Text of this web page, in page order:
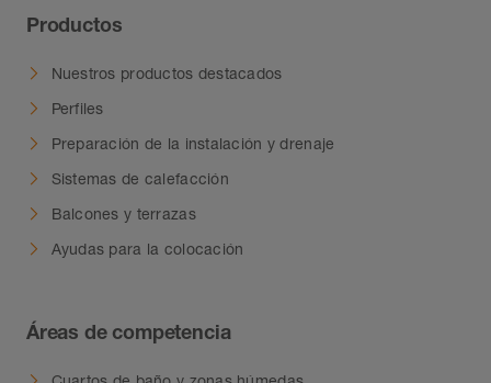
Productos
Nuestros productos destacados
Perfiles
Preparación de la instalación y drenaje
Sistemas de calefacción
Balcones y terrazas
Ayudas para la colocación
Áreas de competencia